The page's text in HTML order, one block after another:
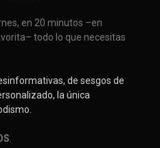
en 20 minutos –en
todo lo que necesitas
de sesgos de
la única
.